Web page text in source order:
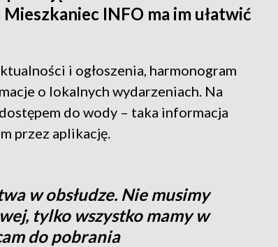
INFO ma im ułatwić
i ogłoszenia, harmonogram
o lokalnych wydarzeniach. Na
do wody – taka informacja
przez aplikację.
w obsłudze. Nie musimy
tylko wszystko mamy w
do pobrania